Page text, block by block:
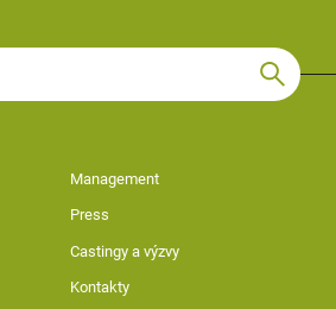
Management
Press
Castingy a výzvy
Kontakty